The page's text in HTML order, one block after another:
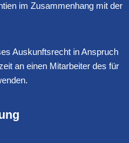
im Zusammenhang mit der
Auskunftsrecht in Anspruch
an einen Mitarbeiter des für